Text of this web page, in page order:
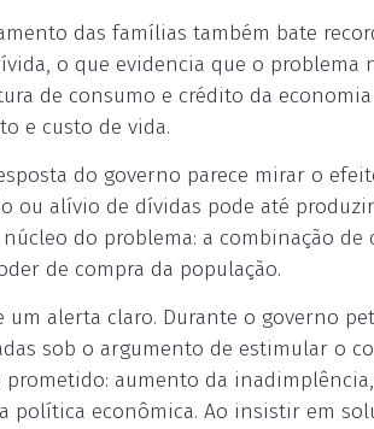
das famílias também bate
o que evidencia que o
de consumo e crédito da
e custo de vida.
do governo parece mirar o
ou alívio de dívidas pode até
do problema: a combinação de
de compra da população.
alerta claro. Durante o governo
sob o argumento de estimular o
aumento da
política econômica. Ao insistir em